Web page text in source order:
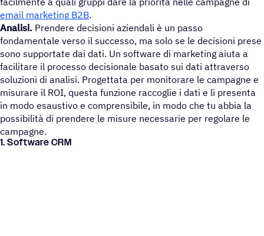
email marketing B2B.
Analisi. Prendere decisioni aziendali è un passo
fondamentale verso il successo, ma solo se le decisioni prese
sono supportate dai dati. Un software di marketing aiuta a
facilitare il processo decisionale basato sui dati attraverso
soluzioni di analisi. Progettata per monitorare le campagne e
misurare il ROI, questa funzione raccoglie i dati e li presenta
in modo esaustivo e comprensibile, in modo che tu abbia la
possibilità di prendere le misure necessarie per regolare le
campagne.
1. Soft­ware CRM